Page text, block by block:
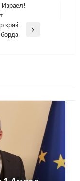
Израел!
край